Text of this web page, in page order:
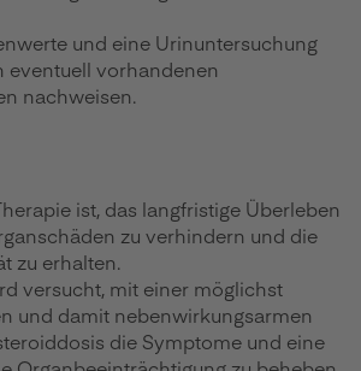
und eine Urinuntersuchung
eventuell vorhandenen
nachweisen.
ist, das langfristige Überleben
zu verhindern und die
zu erhalten.
versucht, mit einer möglichst
und damit nebenwirkungsarmen
die Symptome und eine